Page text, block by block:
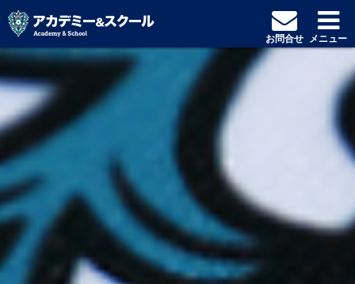
お問合せ メニュー